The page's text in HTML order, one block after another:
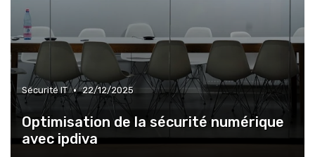
Sécurité IT • 22/12/2025
Optimisation de la sécurité numérique
avec ipdiva